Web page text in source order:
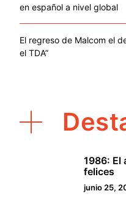
en español a nivel global
El regreso de Malcom el
el TDA”
1986: El
felices
junio 25,